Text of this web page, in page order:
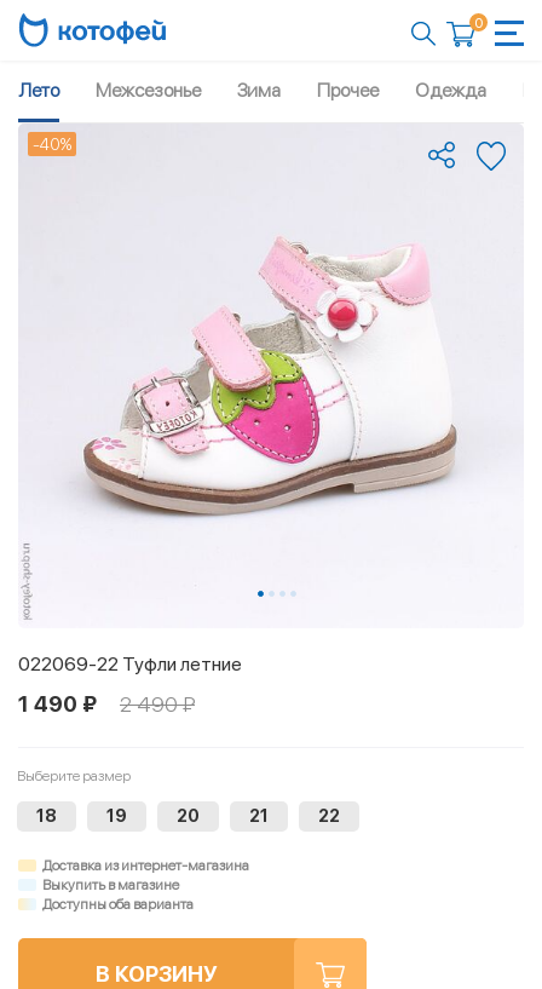
0
Лето Межсезонье Зима Прочее Одежда
-40%
022069-22 Туфли летние
1 490 ₽ 2 490 ₽
Выберите размер
18 19 20 21 22
Доставка из интернет-магазина
Выкупить в магазине
Доступны оба варианта
В КОРЗИНУ